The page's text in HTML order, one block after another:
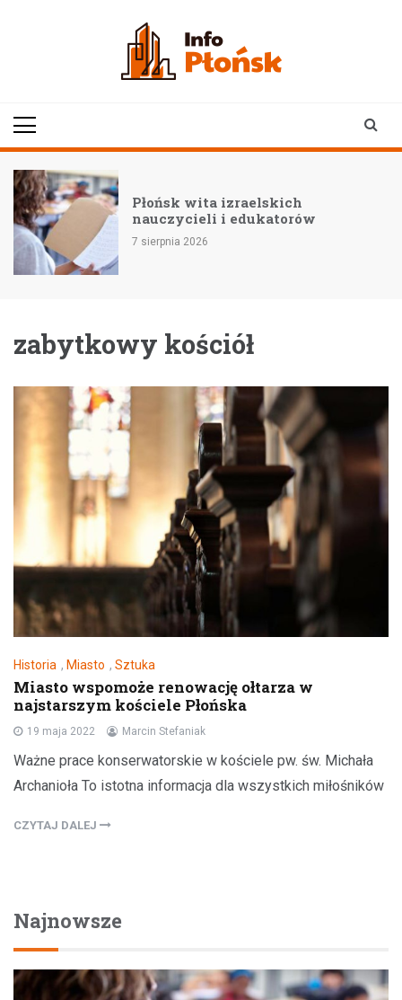
Płońsk wita izraelskich
nauczycieli i edukatorów
7 sierpnia 2026
zabytkowy kościół
Historia , Miasto , Sztuka
Miasto wspomoże renowację ołtarza w
najstarszym kościele Płońska
19 maja 2022 Marcin Stefaniak
Ważne prace konserwatorskie w kościele pw. św. Michała
Archanioła To istotna informacja dla wszystkich miłośników
CZYTAJ DALEJ
Najnowsze